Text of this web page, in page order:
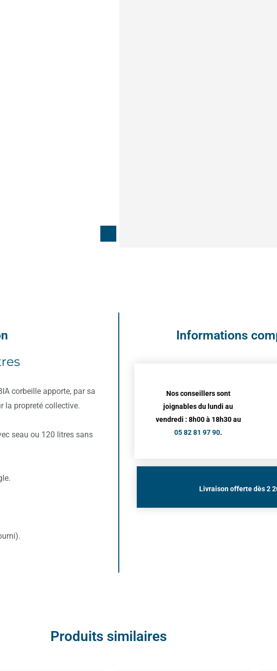
corbeille apporte, par sa
la propreté collective.
seau ou 120 litres sans
Informations
Nos conseillers sont
joignables du lundi au
vendredi : 8h00 à 18h30 au
05 82 81 97 90.
Livraison offerte dès 2
Produits similaires